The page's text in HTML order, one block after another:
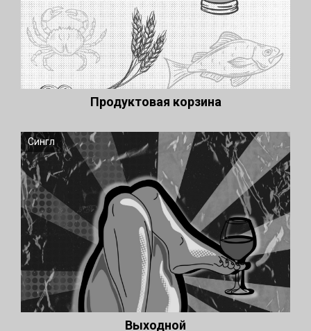
Продуктовая корзина
Сингл
Выходной